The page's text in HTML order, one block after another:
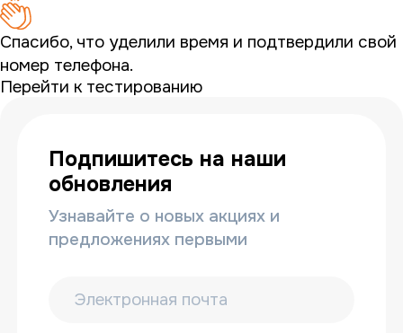
Спасибо, что уделили время и подтвердили свой
номер телефона.
Перейти к тестированию
Подпишитесь на наши
обновления
Узнавайте о новых акциях и
предложениях первыми